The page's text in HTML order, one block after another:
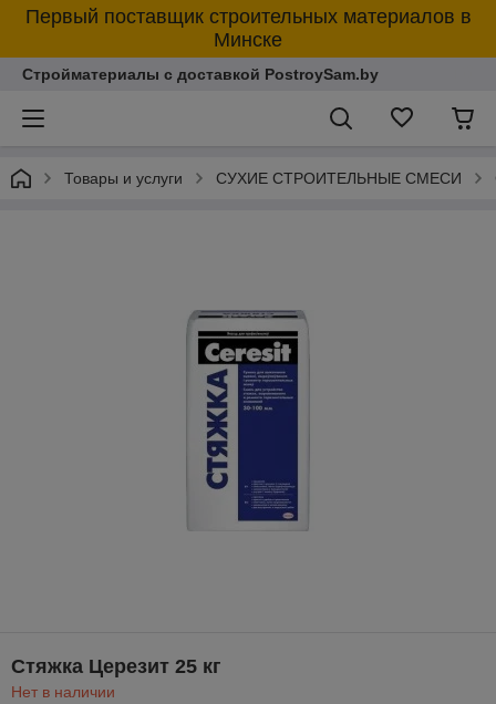
Первый поставщик строительных материалов в
Минске
Стройматериалы с доставкой PostroySam.by
Товары и услуги СУХИЕ СТРОИТЕЛЬНЫЕ СМЕСИ
Стяжка Церезит 25 кг
Нет в наличии